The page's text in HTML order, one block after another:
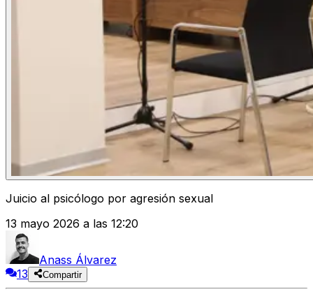
Juicio al psicólogo por agresión sexual
13 mayo 2026 a las 12:20
Anass Álvarez
13
Compartir